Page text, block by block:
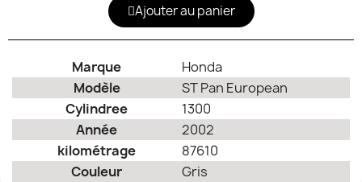
Ajouter au panier
Marque
Honda
Modèle
ST Pan European
Cylindree
1300
Année
2002
kilométrage
87610
Couleur
Gris